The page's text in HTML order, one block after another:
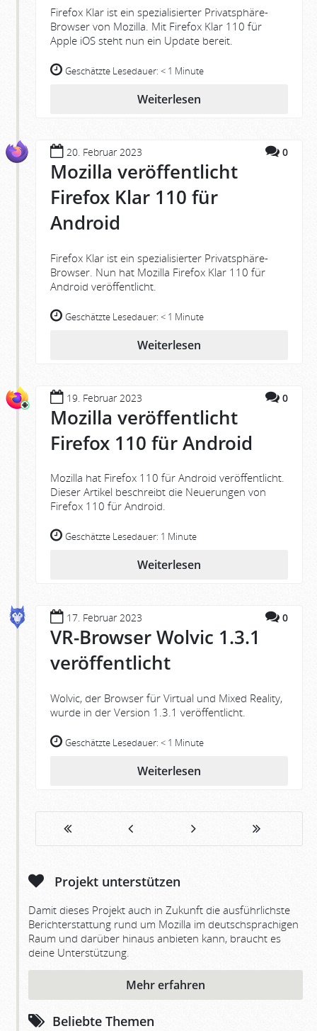
Firefox Klar ist ein spezialisierter Privatsphäre-
Browser von Mozilla. Mit Firefox Klar 110 für
Apple iOS steht nun ein Update bereit.
Geschätzte Lesedauer: < 1 Minute
Weiterlesen
20. Februar 2023 0
Mozilla veröffentlicht
Firefox Klar 110 für
Android
Firefox Klar ist ein spezialisierter Privatsphäre-
Browser. Nun hat Mozilla Firefox Klar 110 für
Android veröffentlicht.
Geschätzte Lesedauer: < 1 Minute
Weiterlesen
19. Februar 2023 0
Mozilla veröffentlicht
Firefox 110 für Android
Mozilla hat Firefox 110 für Android veröffentlicht.
Dieser Artikel beschreibt die Neuerungen von
Firefox 110 für Android.
Geschätzte Lesedauer: 1 Minute
Weiterlesen
17. Februar 2023 0
VR-Browser Wolvic 1.3.1
veröffentlicht
Wolvic, der Browser für Virtual und Mixed Reality,
wurde in der Version 1.3.1 veröffentlicht.
Geschätzte Lesedauer: < 1 Minute
Weiterlesen
Projekt unterstützen
Damit dieses Projekt auch in Zukunft die ausführlichste
Berichterstattung rund um Mozilla im deutschsprachigen
Raum und darüber hinaus anbieten kann, braucht es
deine Unterstützung.
Mehr erfahren
Beliebte Themen